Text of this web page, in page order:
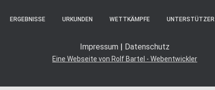
ERGEBNISSE URKUNDEN WETTKÄMPFE UNTERSTÜTZER
Impressum | Datenschutz
Eine Webseite von Rolf Bartel - Webentwickler